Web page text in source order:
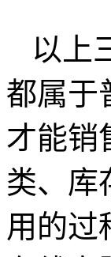
以上
都属于
才能销
类、库
用的过